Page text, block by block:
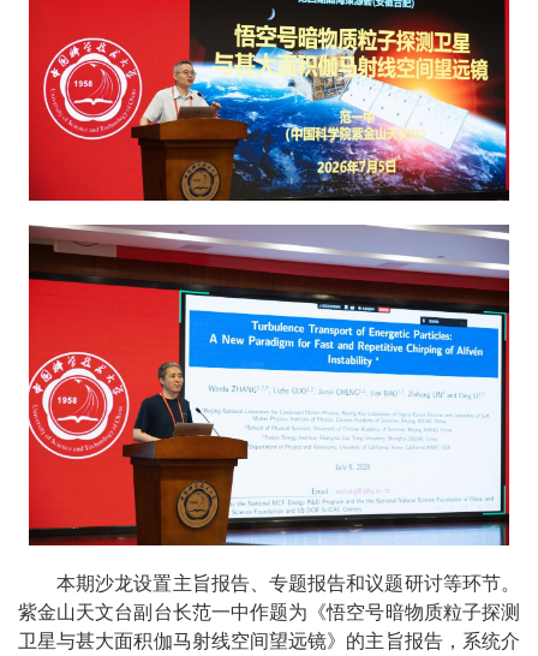
本期沙龙设置主旨报告、专题报告和议题研讨等环节。
紫金山天文台副台长范一中作题为《悟空号暗物质粒子探测
卫星与甚大面积伽马射线空间望远镜》的主旨报告，系统介